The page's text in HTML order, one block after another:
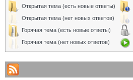
Открытая тема (есть новые ответы)
Открытая тема (нет новых ответов)
Горячая тема (есть новые ответы)
Горячая тема (нет новых ответов)